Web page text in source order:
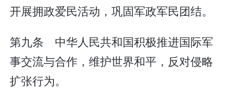
开展拥政爱民活动，巩固军政军民团结。
第九条 中华人民共和国积极推进国际军
事交流与合作，维护世界和平，反对侵略
扩张行为。